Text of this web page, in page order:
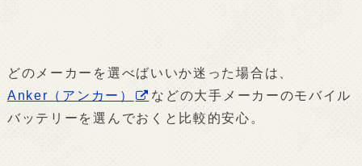
どのメーカーを選べばいいか迷った場合は、
Anker（アンカー）
などの大手メーカーのモバイル
バッテリーを選んでおくと比較的安心。